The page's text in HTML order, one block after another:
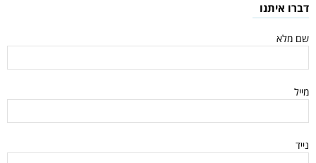
דברו איתנו
שם מלא
מייל
נייד